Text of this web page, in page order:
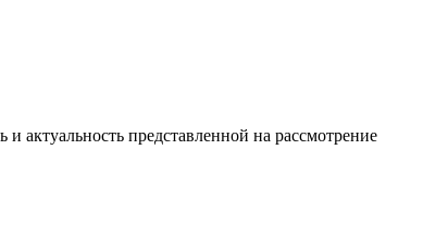
актуальность представленной на рассмотрение